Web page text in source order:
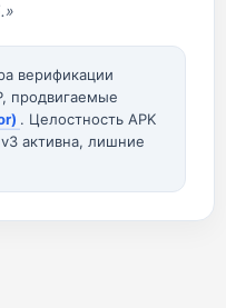
верификации
продвигаемые
. Целостность APK
активна, лишние